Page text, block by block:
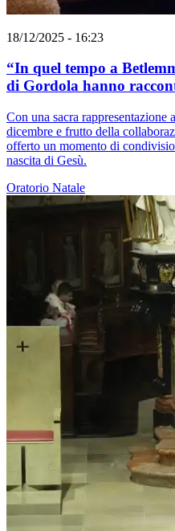
18/12/2025 - 16:23
“In quel tempo a
di Gordola hanno
Con una sacra rappresentazione
dicembre e frutto della
offerto un momento di
nascita di Gesù.
Oratorio Natale